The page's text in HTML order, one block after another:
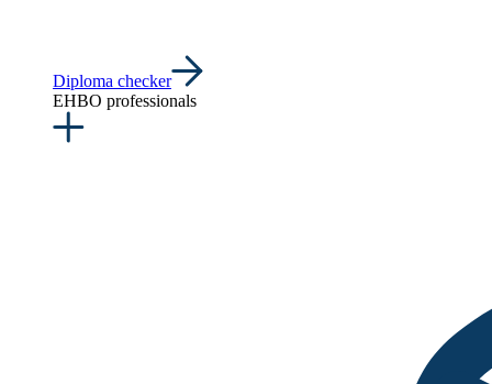
Diploma checker
EHBO professionals